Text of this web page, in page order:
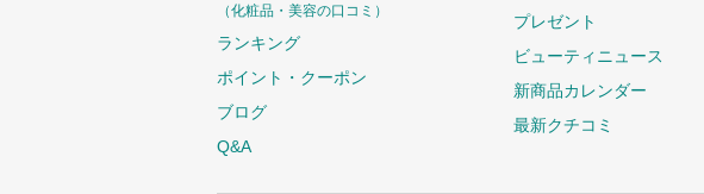
（化粧品・美容の口コミ）
ランキング
ポイント・クーポン
ブログ
Q&A
プレゼント
ビューティニュース
新商品カレンダー
最新クチコミ